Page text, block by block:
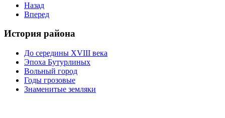
Назад
Вперед
История района
До середины XVIII века
Эпоха Бутурлиных
Вольный город
Годы грозовые
Знаменитые земляки